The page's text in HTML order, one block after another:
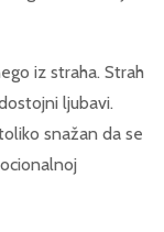
iz straha. Strah
ljubavi.
snažan da se